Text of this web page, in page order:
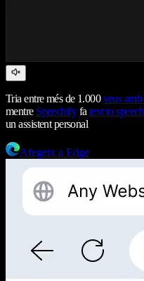
Tria entre més de 1.000veus
mentre Speechifyfa text to speech
un assistent personal
Afegeix a Edge